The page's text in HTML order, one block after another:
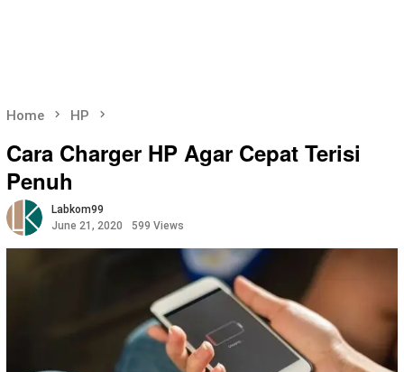
Home HP
Cara Charger HP Agar Cepat Terisi
Penuh
Labkom99
June 21, 2020
599 Views